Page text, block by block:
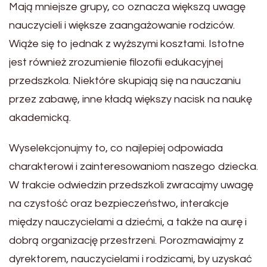
Mają mniejsze grupy, co oznacza większą uwagę
nauczycieli i większe zaangażowanie rodziców.
Wiąże się to jednak z wyższymi kosztami. Istotne
jest również zrozumienie filozofii edukacyjnej
przedszkola. Niektóre skupiają się na nauczaniu
przez zabawę, inne kładą większy nacisk na naukę
akademicką.
Wyselekcjonujmy to, co najlepiej odpowiada
charakterowi i zainteresowaniom naszego dziecka.
W trakcie odwiedzin przedszkoli zwracajmy uwagę
na czystość oraz bezpieczeństwo, interakcje
między nauczycielami a dziećmi, a także na aurę i
dobrą organizację przestrzeni. Porozmawiajmy z
dyrektorem, nauczycielami i rodzicami, by uzyskać